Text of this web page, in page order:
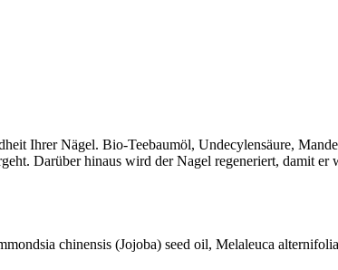
Ihrer Nägel. Bio-Teebaumöl, Undecylensäure,
Darüber hinaus wird der Nagel regeneriert, damit er
chinensis (Jojoba) seed oil, Melaleuca